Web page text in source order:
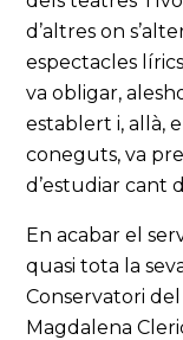
d’altres on
espectacles
va obligar,
establert i, allà,
coneguts, va
d’estudiar cant
En acabar el
quasi tota la
Conservatori
Magdalena